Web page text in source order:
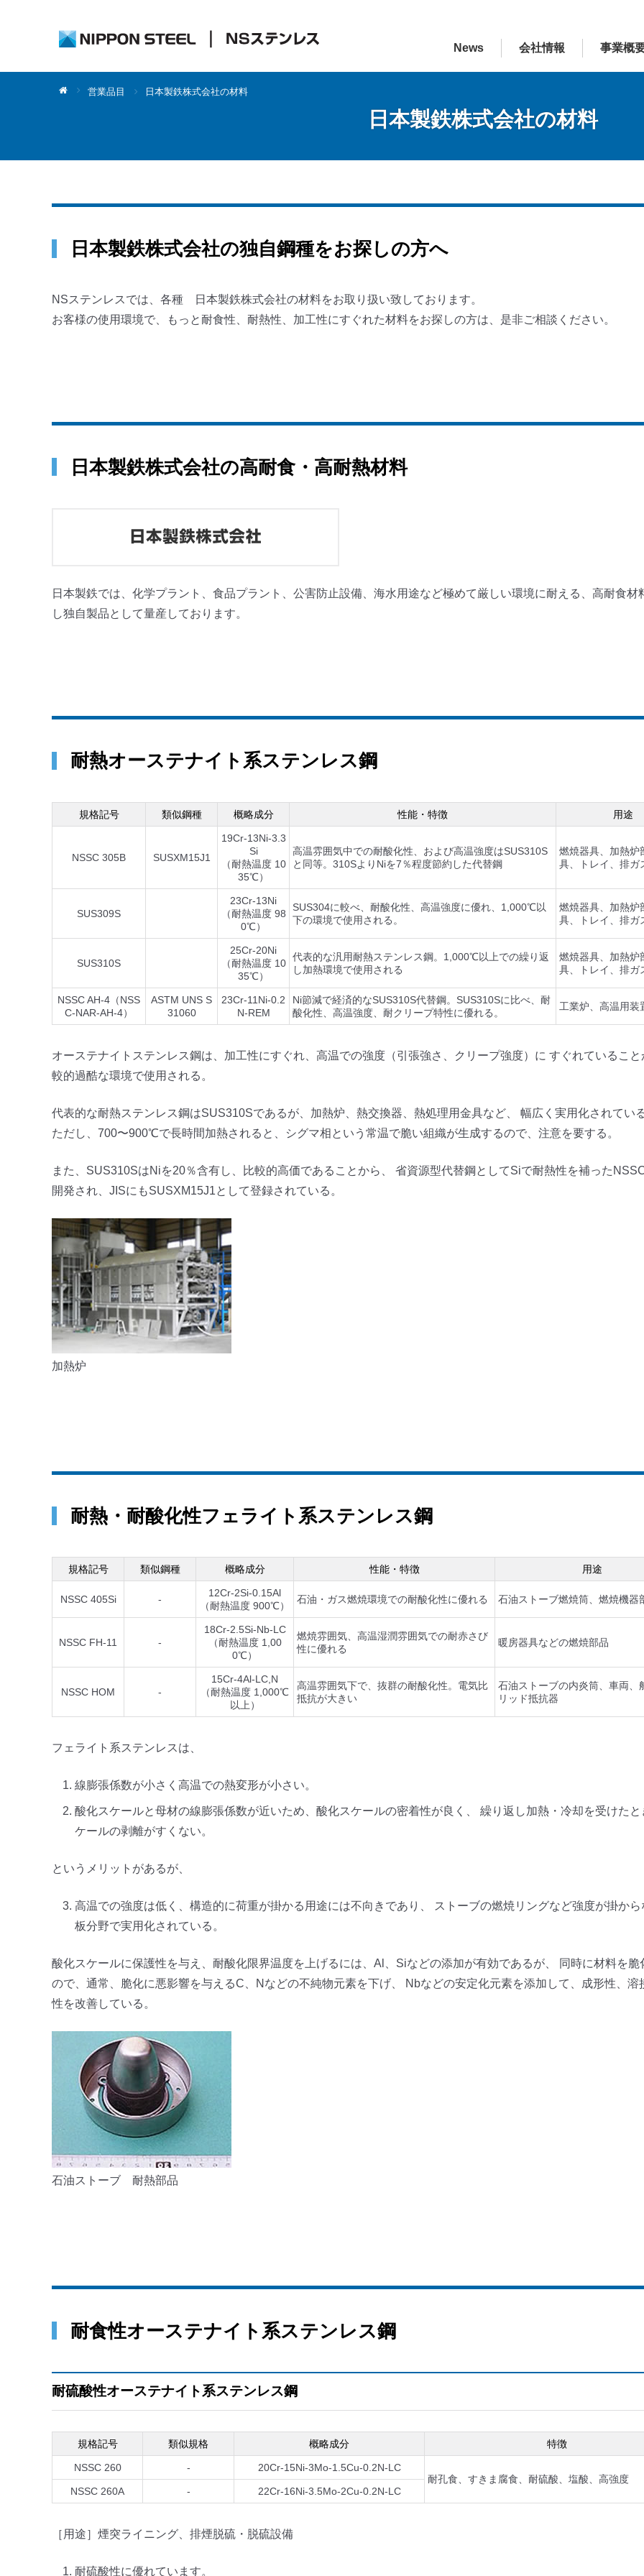
News 会社情報 事業概
営業品目 日本製鉄株式会社の材料
日本製鉄株式会社の材料
日本製鉄株式会社の独自鋼種をお探しの方へ
NSステンレスでは、各種 日本製鉄株式会社の材料をお取り扱い致しております。
お客様の使用環境で、もっと耐食性、耐熱性、加工性にすぐれた材料をお探しの方は、是非ご相談ください。
日本製鉄株式会社の高耐食・高耐熱材料
日本製鉄では、化学プラント、食品プラント、公害防止設備、海水用途など極めて厳しい環境に耐える、高耐食材
し独自製品として量産しております。
耐熱オーステナイト系ステンレス鋼
規格記号 類似鋼種 概略成分 性能・特徴 用途
NSSC 305B SUSXM15J1
19Cr-13Ni-3.3
Si
（耐熱温度 10
35℃）
高温雰囲気中での耐酸化性、および高温強度はSUS310S
と同等。310SよりNiを7％程度節約した代替鋼
燃焼器具、加熱炉
具、トレイ、排ガ
SUS309S
23Cr-13Ni
（耐熱温度 98
0℃）
SUS304に較べ、耐酸化性、高温強度に優れ、1,000℃以
下の環境で使用される。
燃焼器具、加熱炉
具、トレイ、排ガ
SUS310S
25Cr-20Ni
（耐熱温度 10
35℃）
代表的な汎用耐熱ステンレス鋼。1,000℃以上での繰り返
し加熱環境で使用される
燃焼器具、加熱炉
具、トレイ、排ガ
NSSC AH-4（NSS
C-NAR-AH-4）
ASTM UNS S
31060
23Cr-11Ni-0.2
N-REM
Ni節減で経済的なSUS310S代替鋼。SUS310Sに比べ、耐
酸化性、高温強度、耐クリープ特性に優れる。
工業炉、高温用装
オーステナイトステンレス鋼は、加工性にすぐれ、高温での強度（引張強さ、クリープ強度）に すぐれているこ
較的過酷な環境で使用される。
代表的な耐熱ステンレス鋼はSUS310Sであるが、加熱炉、熱交換器、熱処理用金具など、 幅広く実用化されてい
ただし、700〜900℃で長時間加熱されると、シグマ相という常温で脆い組織が生成するので、注意を要する。
また、SUS310SはNiを20％含有し、比較的高価であることから、 省資源型代替鋼としてSiで耐熱性を補った
開発され、JISにもSUSXM15J1として登録されている。
加熱炉
耐熱・耐酸化性フェライト系ステンレス鋼
規格記号 類似鋼種 概略成分 性能・特徴 用途
NSSC 405Si -
12Cr-2Si-0.15Al
（耐熱温度 900℃）
石油・ガス燃焼環境での耐酸化性に優れる 石油ストーブ燃焼筒、燃焼機器
NSSC FH-11 -
18Cr-2.5Si-Nb-LC
（耐熱温度 1,00
0℃）
燃焼雰囲気、高温湿潤雰囲気での耐赤さび
性に優れる
暖房器具などの燃焼部品
NSSC HOM -
15Cr-4Al-LC,N
（耐熱温度 1,000℃
以上）
高温雰囲気下で、抜群の耐酸化性。電気比
抵抗が大きい
石油ストーブの内炎筒、車両、
リッド抵抗器
フェライト系ステンレスは、
線膨張係数が小さく高温での熱変形が小さい。
酸化スケールと母材の線膨張係数が近いため、酸化スケールの密着性が良く、 繰り返し加熱・冷却を受けた
ケールの剥離がすくない。
というメリットがあるが、
高温での強度は低く、構造的に荷重が掛かる用途には不向きであり、 ストーブの燃焼リングなど強度が掛か
板分野で実用化されている。
酸化スケールに保護性を与え、耐酸化限界温度を上げるには、Al、Siなどの添加が有効であるが、 同時に材料を脆
ので、通常、脆化に悪影響を与えるC、Nなどの不純物元素を下げ、 Nbなどの安定化元素を添加して、成形性、溶
性を改善している。
石油ストーブ 耐熱部品
耐食性オーステナイト系ステンレス鋼
耐硫酸性オーステナイト系ステンレス鋼
規格記号 類似規格 概略成分 特徴
NSSC 260 -
20Cr-15Ni-3Mo-1.5Cu-0.2N-LC
耐孔食、すきま腐食、耐硫酸、塩酸、高強度
NSSC 260A
- 22Cr-16Ni-3.5Mo-2Cu-0.2N-LC
［用途］煙突ライニング、排煙脱硫・脱硫設備
耐硫酸性に優れています。